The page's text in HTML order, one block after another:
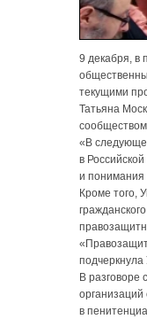
9 декабря, в
текущими
Татьяна
«В
в
и понимания
Кроме того,
В разговоре
в